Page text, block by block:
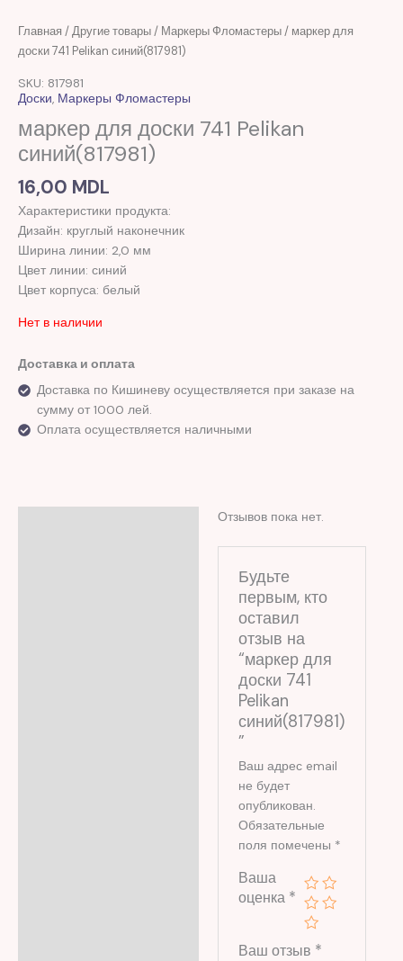
Главная /Другие товары/ Маркеры Фломастеры/ маркер для
доски 741 Pelikan синий(817981)
SKU: 817981
Доски Маркеры Фломастеры
маркер для доски 741 Pelikan
синий(817981)
16,00 MDL
Характеристики продукта:
Дизайн: круглый наконечник
Ширина линии: 2,0 мм
Цвет линии: синий
Цвет корпуса: белый
Нет в наличии
Доставка и оплата
Доставка по Кишиневу осуществляется при заказе на
сумму от 1000 лей.
Оплата осуществляется наличными
Отзывов пока нет.
Будьте
первым, кто
оставил
отзыв на
“маркер для
доски 741
Pelikan
синий(817981)
”
Ваш адрес email
не будет
опубликован.
Обязательные
поля помечены *
Ваша
оценка *
Ваш отзыв *